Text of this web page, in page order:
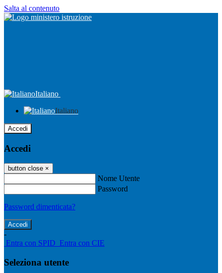
Salta al contenuto
Italiano
Italiano
Accedi
Accedi
button close ×
Nome Utente
Password
Password dimenticata?
-
Entra con SPID Entra con CIE
Seleziona utente